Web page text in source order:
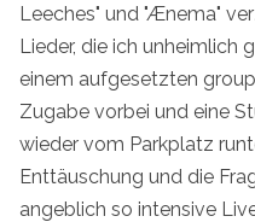
Leeches" und "Ænema"
Lieder, die ich unheimlich
einem aufgesetzten
Zugabe vorbei und eine
wieder vom Parkplatz
Enttäuschung und die
angeblich so intensive